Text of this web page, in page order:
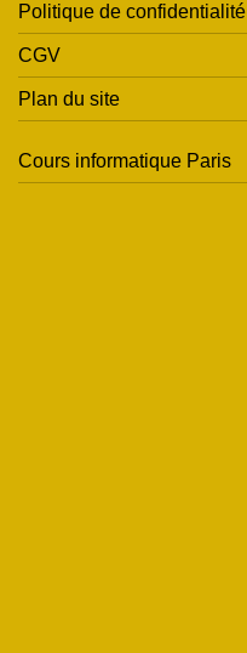
Politique de confidentialité
CGV
Plan du site
Cours informatique Paris